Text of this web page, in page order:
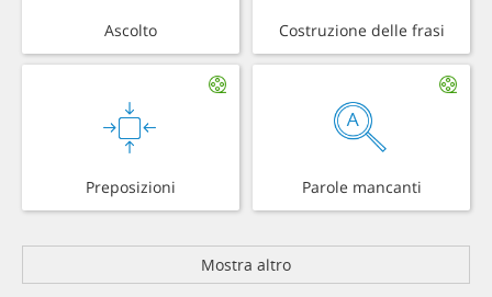
Ascolto Costruzione delle frasi
Preposizioni Parole mancanti
Mostra altro